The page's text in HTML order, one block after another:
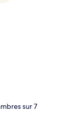
août 14 -
sur 7